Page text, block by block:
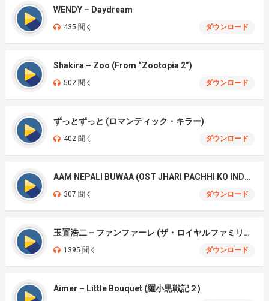
WENDY – Daydream
435 聞く ダウンロード
Shakira – Zoo (From “Zootopia 2”)
502 聞く ダウンロード
ずっとずっと (ロマンティック・キラー)
402 聞く ダウンロード
AAM NEPALI BUWAA (OST JHARI PACHHI KO INDRENI)
307 聞く ダウンロード
玉置浩二 – ファンファーレ (ザ・ロイヤルファミリー)
1395 聞く ダウンロード
Aimer – Little Bouquet (羅小黒戦記２)